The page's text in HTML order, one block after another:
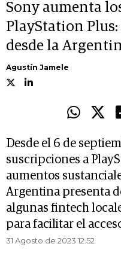
Sony aumenta
PlayStation
desde la
Agustín Jamele
Desde el 6 de
suscripciones a
aumentos
Argentina presenta
algunas fintech
para facilitar el
31 Agosto de 2023 12.52